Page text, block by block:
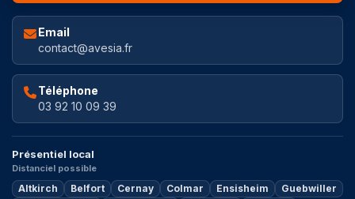
Email
contact@avesia.fr
Téléphone
03 92 10 09 39
Présentiel local
Distanciel possible
Altkirch Belfort Cernay Colmar Ensisheim
Guebwiller